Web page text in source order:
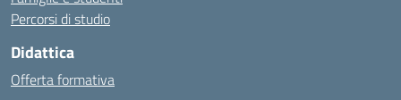
Percorsi di studio
Didattica
Offerta formativa